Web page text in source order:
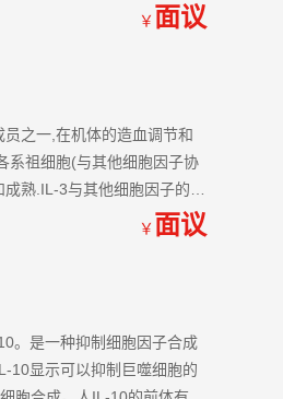
￥ 面议
之一,在机体的造血调节和
系祖细胞(与其他细胞因子协
熟.IL-3与其他细胞因子的联
￥ 面议
。是一种抑制细胞因子合成
10显示可以抑制巨噬细胞的